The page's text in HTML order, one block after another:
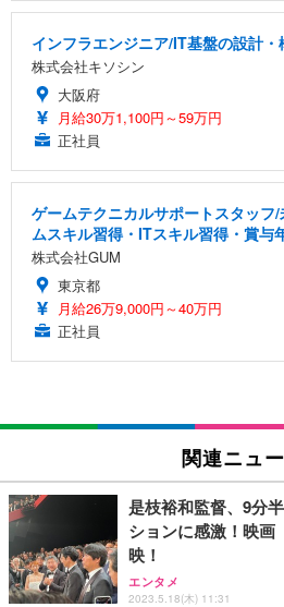
インフラエンジニア/IT基盤の設計
株式会社キソシン
大阪府
月給30万1,100円～59万円
正社員
ゲームテクニカルサポートスタッフ
ムスキル習得・ITスキル習得・賞与
株式会社GUM
東京都
月給26万9,000円～40万円
正社員
関連ニュ
是枝裕和監督、9分
ションに感激！映画
映！
エンタメ
2023.5.18(木) 11:31